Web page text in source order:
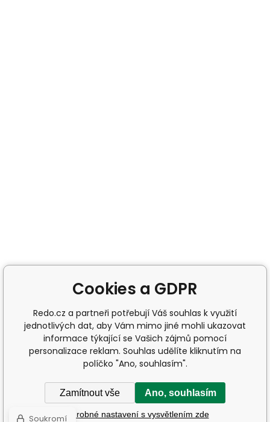
Cookies a GDPR
Redo.cz a partneři potřebují Váš souhlas k využití
jednotlivých dat, aby Vám mimo jiné mohli ukazovat
informace týkající se Vašich zájmů pomocí
personalizace reklam. Souhlas udělíte kliknutím na
políčko "Ano, souhlasím".
Zamítnout vše Ano, souhlasím
Podrobné nastavení s vysvětlením zde
Soukromí